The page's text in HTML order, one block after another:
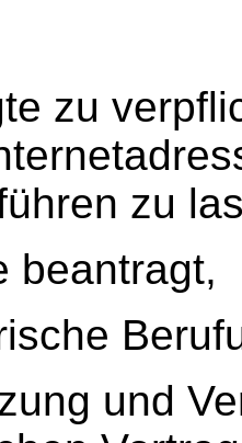
zu
zu
beantragt,
und